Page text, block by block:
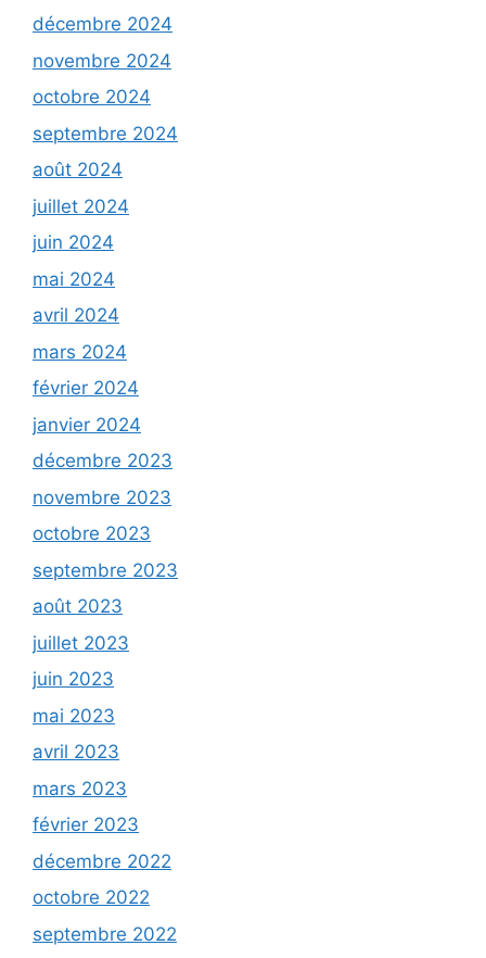
décembre 2024
novembre 2024
octobre 2024
septembre 2024
août 2024
juillet 2024
juin 2024
mai 2024
avril 2024
mars 2024
février 2024
janvier 2024
décembre 2023
novembre 2023
octobre 2023
septembre 2023
août 2023
juillet 2023
juin 2023
mai 2023
avril 2023
mars 2023
février 2023
décembre 2022
octobre 2022
septembre 2022